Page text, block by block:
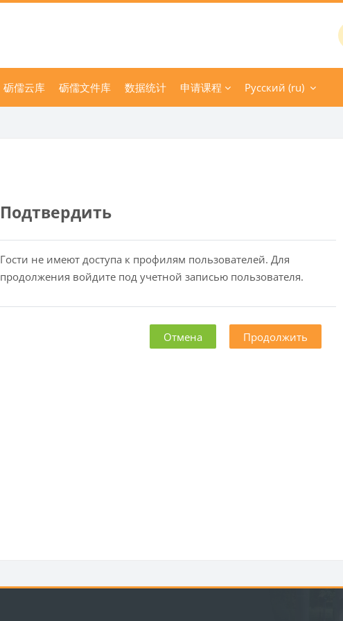
砺儒云库 砺儒文件库 数据统计 申请课程 Русский ‎(ru)‎
Подтвердить
Гости не имеют доступа к профилям пользователей. Для
продолжения войдите под учетной записью пользователя.
Отмена Продолжить